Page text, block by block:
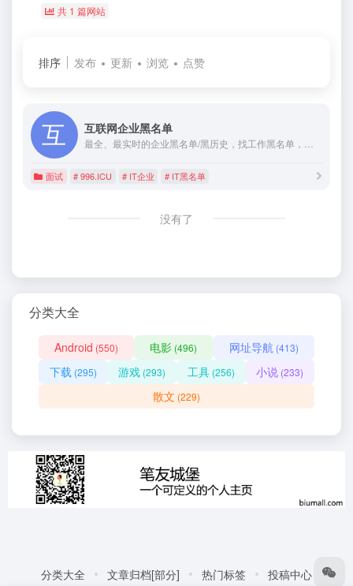
共 1 篇网站
排序 发布 更新 浏览 点赞
互联网企业黑名单
面试 # 996.ICU # IT企业 # IT黑名单
没有了
分类大全
Android (550) 电影 (496) 网址导航 (413)
下载 (295) 游戏 (293) 工具(256) 小说 (233)
散文 (229)
分类大全 文章归档[部分] 热门标签 投稿中心